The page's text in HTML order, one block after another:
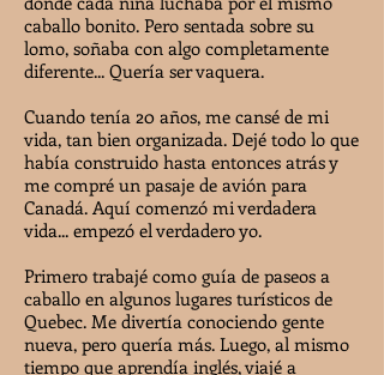
caballo bonito. Pero sentada sobre su
lomo, soñaba con algo completamente
diferente... Quería ser vaquera.
Cuando tenía 20 años, me cansé de mi
vida, tan bien organizada. Dejé todo lo que
había construido hasta entonces atrás y
me compré un pasaje de avión para
Canadá. Aquí comenzó mi verdadera
vida... empezó el verdadero yo.
Primero trabajé como guía de paseos a
caballo en algunos lugares turísticos de
Quebec. Me divertía conociendo gente
nueva, pero quería más. Luego, al mismo
tiempo que aprendía inglés, viajé a